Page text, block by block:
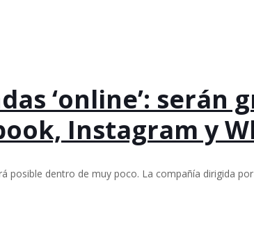
‘online’: serán
Instagram y
dentro de muy poco. La compañía dirigida